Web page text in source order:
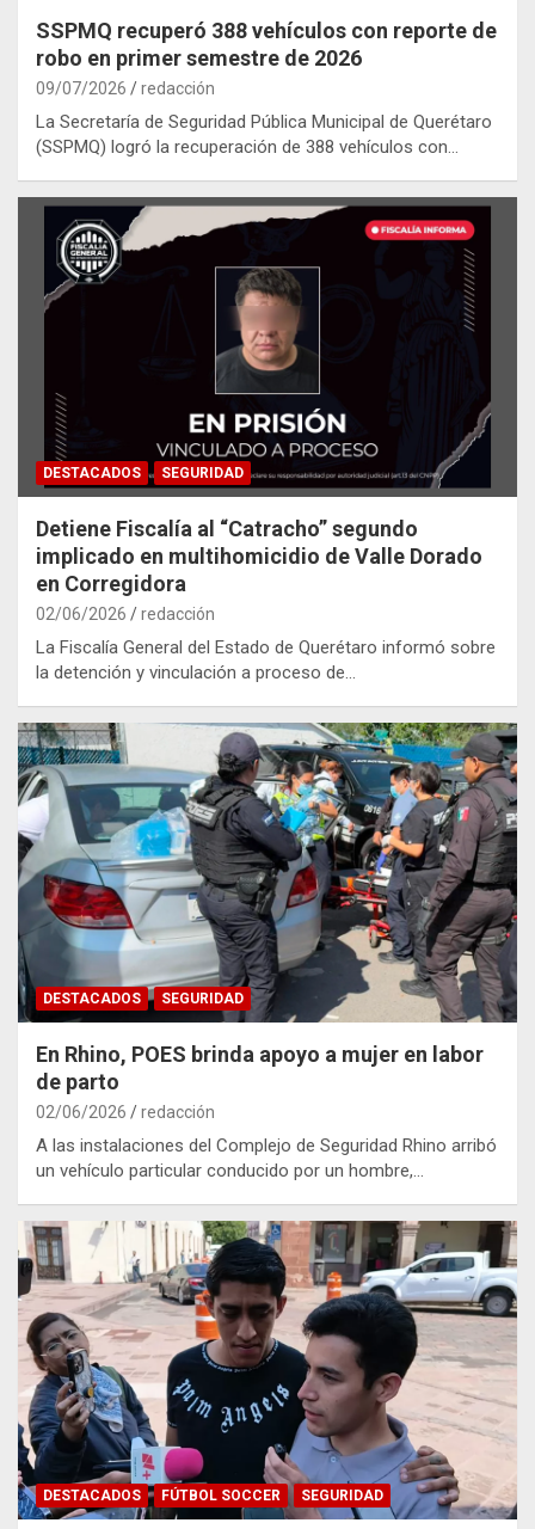
SSPMQ recuperó 388 vehículos con reporte de
robo en primer semestre de 2026
09/07/2026 redacción
La Secretaría de Seguridad Pública Municipal de Querétaro
(SSPMQ) logró la recuperación de 388 vehículos con…
DESTACADOS SEGURIDAD
Detiene Fiscalía al “Catracho” segundo
implicado en multihomicidio de Valle Dorado
en Corregidora
02/06/2026 redacción
La Fiscalía General del Estado de Querétaro informó sobre
la detención y vinculación a proceso de…
DESTACADOS SEGURIDAD
En Rhino, POES brinda apoyo a mujer en labor
de parto
02/06/2026 redacción
A las instalaciones del Complejo de Seguridad Rhino arribó
un vehículo particular conducido por un hombre,…
DESTACADOS FÚTBOL SOCCER SEGURIDAD